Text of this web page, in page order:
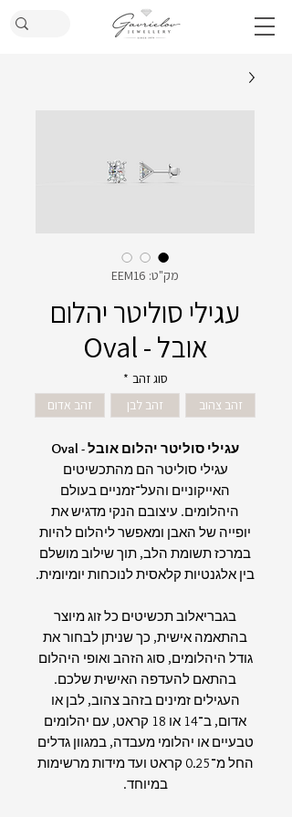
מק"ט: EEM16
עגילי סוליטר יהלום
אובל - Oval
סוג זהב *
זהב צהוב
זהב לבן זהב אדום
עגילי סוליטר יהלום אובל - Oval
עגילי סוליטר הם מהתכשיטים
האייקוניים והעל־זמניים בעולם
היהלומים. עיצובם הנקי מדגיש את
יופייה של האבן ומאפשר ליהלום להיות
במרכז תשומת הלב, תוך שילוב מושלם
בין אלגנטיות קלאסית לנוכחות יומיומית.
בגבריאלוב תכשיטים כל זוג מיוצר
בהתאמה אישית, כך שניתן לבחור את
גודל היהלומים, סוג הזהב ואופי היהלום
בהתאם להעדפה האישית שלכם.
העגילים זמינים בזהב צהוב, לבן או
אדום, ב־14 או 18 קראט, עם יהלומים
טבעיים או יהלומי מעבדה, במגוון גדלים
החל מ־0.25 קראט ועד מידות מרשימות
במיוחד.